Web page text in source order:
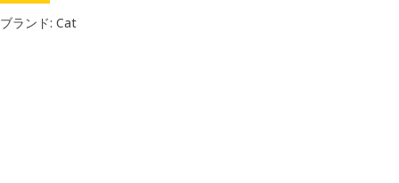
ブランド: Cat